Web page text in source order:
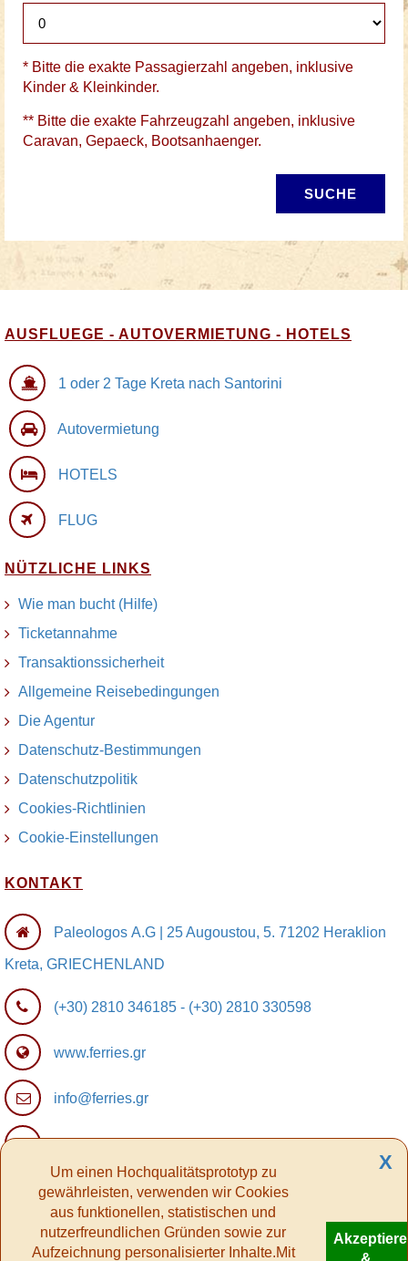
Um einen Hochqualitätsprototyp zu
gewährleisten, verwenden wir Cookies
aus funktionellen, statistischen und
nutzerfreundlichen Gründen sowie zur
Aufzeichnung personalisierter Inhalte.Mit
X
* Bitte die exakte Passagierzahl angeben, inklusive
Kinder & Kleinkinder.
** Bitte die exakte Fahrzeugzahl angeben, inklusive
Caravan, Gepaeck, Bootsanhaenger.
SUCHE
AUSFLUEGE - AUTOVERMIETUNG - HOTELS
1 oder 2 Tage Kreta nach Santorini
Autovermietung
HOTELS
FLUG
NÜTZLICHE LINKS
Wie man bucht (Hilfe)
Ticketannahme
Transaktionssicherheit
Allgemeine Reisebedingungen
Die Agentur
Datenschutz-Bestimmungen
Datenschutzpolitik
Cookies-Richtlinien
Cookie-Einstellungen
KONTAKT
Paleologos Α.G | 25 Augoustou, 5. 71202 Ηeraklion
Kreta, GRIECHENLAND
(+30) 2810 346185 - (+30) 2810 330598
www.ferries.gr
info@ferries.gr
Ferry Affiliate Program